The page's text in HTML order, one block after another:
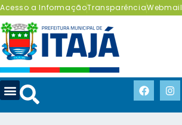
Acesso a InformaçãoTransparênciaWebmail